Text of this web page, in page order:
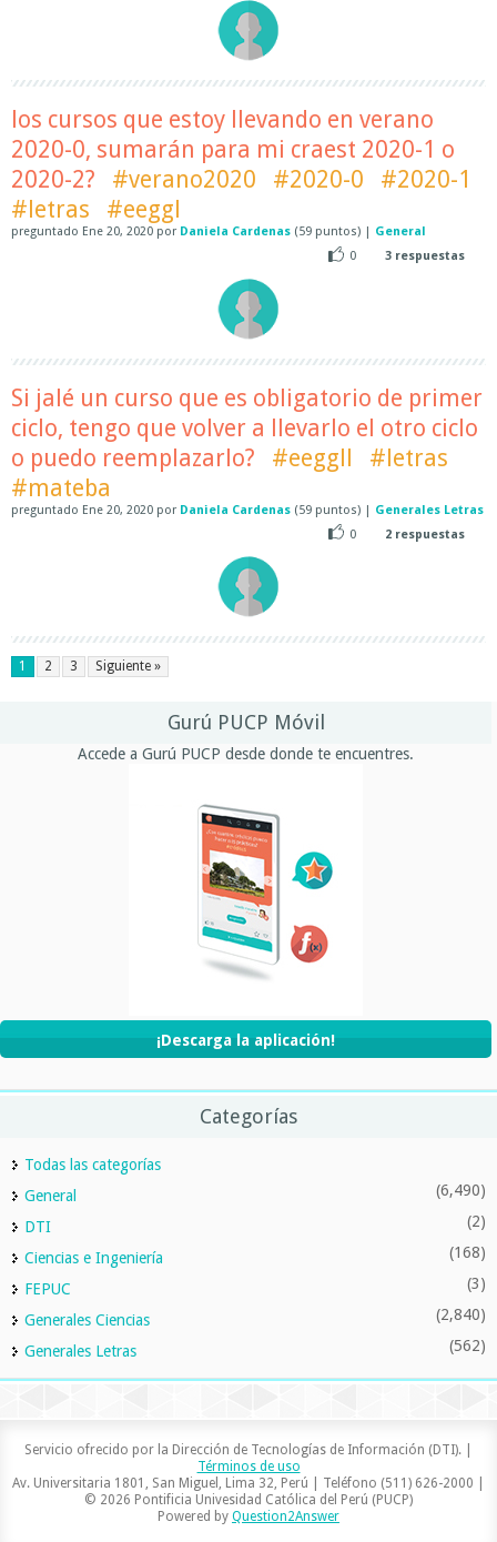
los cursos que estoy llevando en verano
2020-0, sumarán para mi craest 2020-1 o
2020-2?
#verano2020 #2020-0
#2020-1
#letras
#eeggl
preguntado Ene 20, 2020 por Daniela Cardenas (59 puntos) | General
0
3 respuestas
Si jalé un curso que es obligatorio de primer
ciclo, tengo que volver a llevarlo el otro ciclo
o puedo reemplazarlo?
#eeggll
#letras
#mateba
preguntado Ene 20, 2020 por Daniela Cardenas (59 puntos) | Generales Letras
0
2 respuestas
1 2 3 Siguiente »
Gurú PUCP Móvil
Accede a Gurú PUCP desde donde te encuentres.
¡Descarga la aplicación!
Categorías
Todas las categorías
General
(6,490)
DTI (2)
Ciencias e Ingeniería (168)
FEPUC (3)
Generales Ciencias (2,840)
Generales Letras (562)
Servicio ofrecido por la Dirección de Tecnologías de Información (DTI). |
Términos de uso
Av. Universitaria 1801, San Miguel, Lima 32, Perú | Teléfono (511) 626-2000 |
© 2026 Pontificia Univesidad Católica del Perú (PUCP)
Powered by Question2Answer